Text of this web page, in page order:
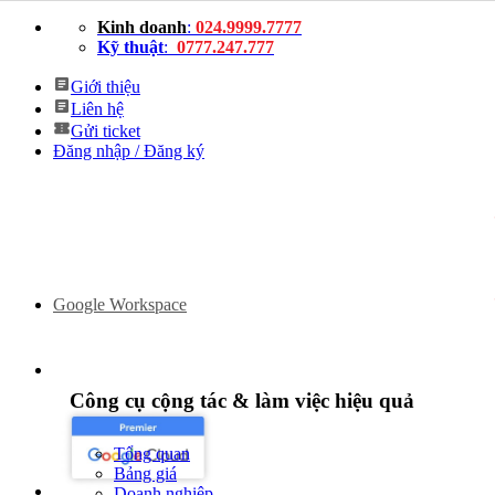
dung
Kinh doanh: 024.9999.7777
Kỹ thuật: 0777.247.777
Giới thiệu
Liên hệ
Gửi ticket
Đăng nhập / Đăng ký
Google Workspace
Công cụ cộng tác & làm việc hiệu quả
Tổng quan
Bảng giá